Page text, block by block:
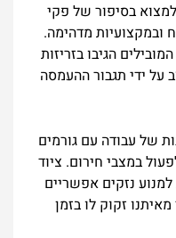
בסיפור של פקי
ובמקצועיות מדהימה.
הגיבו בזריזות
על ידי תגבור ההעמסה
של עבודה עם גורמים
במצבי חירום. ציוד
נזקים אפשריים
זקוק לו בזמן